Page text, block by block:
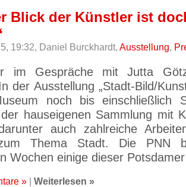
Blick der Künstler ist
19:32, Daniel Burckhardt, Ausstellung,
im Gespräche mit Jutta
der Ausstellung „Stadt-Bild/
noch bis einschließlich
hauseigenen Sammlung mit
auch zahlreiche
Thema Stadt. Die PNN
Wochen einige dieser
» Weiterlesen »